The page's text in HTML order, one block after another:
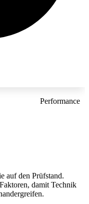
Performance
auf den Prüfstand.
damit Technik